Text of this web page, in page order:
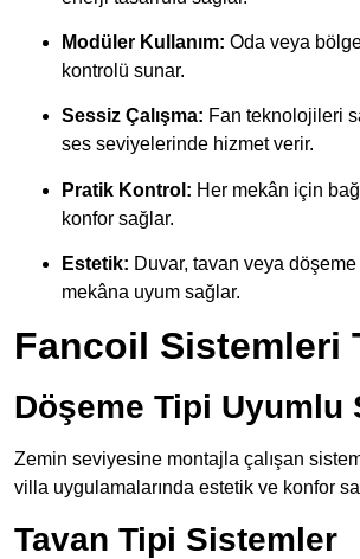
Modüler Kullanım: Oda veya
kontrolü sunar.
Sessiz Çalışma: Fan teknolojileri
ses seviyelerinde hizmet verir.
Pratik Kontrol: Her mekân için
konfor sağlar.
Estetik: Duvar, tavan veya
mekâna uyum sağlar.
Fancoil Sistemleri
Döşeme Tipi Uyumlu
Zemin seviyesine montajla çalışan
villa uygulamalarında estetik ve konfor
Tavan Tipi Sistemler